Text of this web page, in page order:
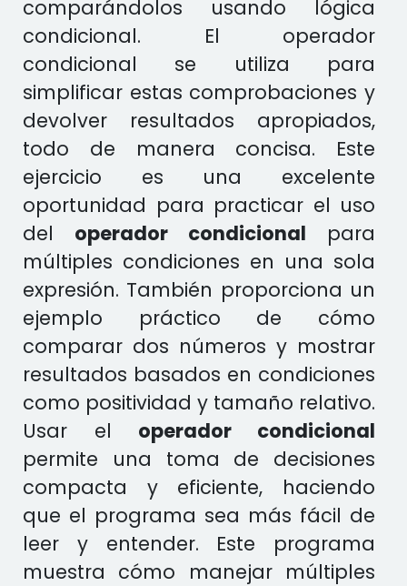
comparándolos usando lógica
condicional. El operador
condicional se utiliza para
simplificar estas comprobaciones y
devolver resultados apropiados,
todo de manera concisa. Este
ejercicio es una excelente
oportunidad para practicar el uso
del operador condicional para
múltiples condiciones en una sola
expresión. También proporciona un
ejemplo práctico de cómo
comparar dos números y mostrar
resultados basados en condiciones
como positividad y tamaño relativo.
Usar el operador condicional
permite una toma de decisiones
compacta y eficiente, haciendo
que el programa sea más fácil de
leer y entender. Este programa
muestra cómo manejar múltiples